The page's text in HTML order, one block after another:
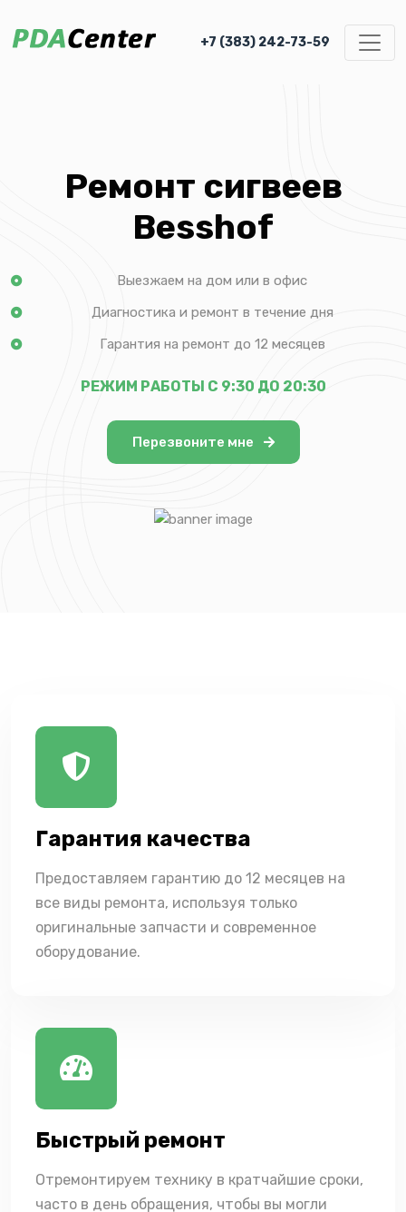
+7 (383) 242-73-59
Ремонт сигвеев
Besshof
Выезжаем на дом или в офис
Диагностика и ремонт в течение дня
Гарантия на ремонт до 12 месяцев
РЕЖИМ РАБОТЫ С 9:30 ДО 20:30
Перезвоните мне
Гарантия качества
Предоставляем гарантию до 12 месяцев на
все виды ремонта, используя только
оригинальные запчасти и современное
оборудование.
Быстрый ремонт
Отремонтируем технику в кратчайшие сроки,
часто в день обращения, чтобы вы могли